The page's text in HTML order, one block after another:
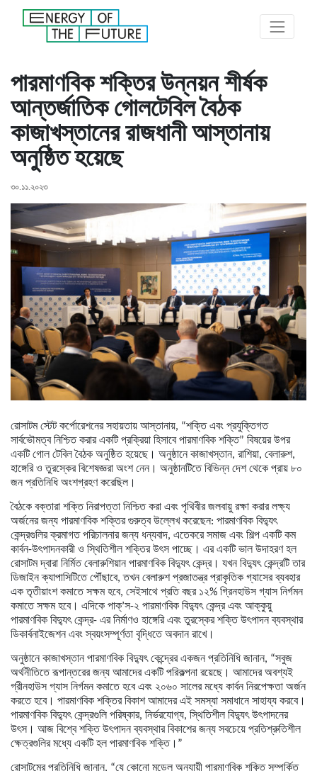
পারমাণবিক শক্তির উন্নয়ন শীর্ষক
আন্তর্জাতিক গোলটেবিল বৈঠক
কাজাখস্তানের রাজধানী আস্তানায়
অনুষ্ঠিত হয়েছে
৩০.১১.২০২৩
রোসাটম স্টেট কর্পোরেশনের সহায়তায় আস্তানায়, “শক্তি এবং প্রযুক্তিগত
সার্বভৌমত্ব নিশ্চিত করার একটি প্রক্রিয়া হিসাবে পারমাণবিক শক্তি” বিষয়ের উপর
একটি গোল টেবিল বৈঠক অনুষ্ঠিত হয়েছে। অনুষ্ঠানে কাজাখস্তান, রাশিয়া, বেলারুশ,
হাঙ্গেরি ও তুরস্কের বিশেষজ্ঞরা অংশ নেন। অনুষ্ঠানটিতে বিভিন্ন দেশ থেকে প্রায় ৮০
জন প্রতিনিধি অংশগ্রহণ করেছিল।
বৈঠকে বক্তারা শক্তি নিরাপত্তা নিশ্চিত করা এবং পৃথিবীর জলবায়ু রক্ষা করার লক্ষ্য
অর্জনের জন্য পারমাণবিক শক্তির গুরুত্ব উল্লেখ করেছেন: পারমাণবিক বিদ্যুৎ
কেন্দ্রগুলির ক্রমাগত পরিচালনার জন্য ধন্যবাদ, এতেকরে সমাজ এবং শিল্প একটি কম
কার্বন-উৎপাদনকারী ও স্থিতিশীল শক্তির উৎস পাচ্ছে। এর একটি ভাল উদাহরণ হল
রোসাটম দ্বারা নির্মিত বেলারুশিয়ান পারমাণবিক বিদ্যুৎ কেন্দ্র। যখন বিদ্যুৎ কেন্দ্রটি তার
ডিজাইন ক্যাপাসিটিতে পৌঁছাবে, তখন বেলারুশ প্রজাতন্ত্র প্রাকৃতিক গ্যাসের ব্যবহার
এক তৃতীয়াংশ কমাতে সক্ষম হবে, সেইসাথে প্রতি বছর ১২% গ্রিনহাউস গ্যাস নির্গমন
কমাতে সক্ষম হবে। এদিকে পাক্’স-২ পারমাণবিক বিদ্যুৎ কেন্দ্র এবং আক্কুয়ু
পারমাণবিক বিদ্যুৎ কেন্দ্র- এর নির্মাণও হাঙ্গেরি এবং তুরস্কের শক্তি উৎপাদন ব্যবস্থার
ডিকার্বনাইজেশন এবং স্বয়ংসম্পূর্ণতা বৃদ্ধিতে অবদান রাখে।
অনুষ্ঠানে কাজাখস্তান পারমাণবিক বিদ্যুৎ কেন্দ্রের একজন প্রতিনিধি জানান, “সবুজ
অর্থনীতিতে রূপান্তরের জন্য আমাদের একটি পরিকল্পনা রয়েছে। আমাদের অবশ্যই
গ্রীনহাউস গ্যাস নির্গমন কমাতে হবে এবং ২০৬০ সালের মধ্যে কার্বন নিরপেক্ষতা অর্জন
করতে হবে। পারমাণবিক শক্তির বিকাশ আমাদের এই সমস্যা সমাধানে সাহায্য করবে।
পারমাণবিক বিদ্যুৎ কেন্দ্রগুলি পরিষ্কার, নির্ভরযোগ্য, স্থিতিশীল বিদ্যুৎ উৎপাদনের
উৎস। আজ বিশ্বে শক্তি উৎপাদন ব্যবস্থার বিকাশের জন্য সবচেয়ে প্রতিশ্রুতিশীল
ক্ষেত্রগুলির মধ্যে একটি হল পারমাণবিক শক্তি।”
রোসাটমের প্রতিনিধি জানান, “যে কোনো মডেল অনুযায়ী পারমাণবিক শক্তি সম্পর্কিত